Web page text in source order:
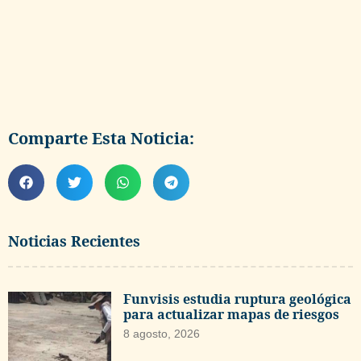
Noticias Recientes
Funvisis estudia ruptura geológica
para actualizar mapas de riesgos
8 agosto, 2026
Comparte Esta Noticia: